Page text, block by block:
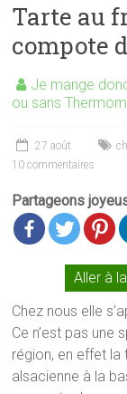
Tarte au
compote
Je mange
ou sans
27 août
10 commentaires
Partageons
Aller à
Chez nous elle
Ce n’est pas une
région, en effet
alsacienne à la